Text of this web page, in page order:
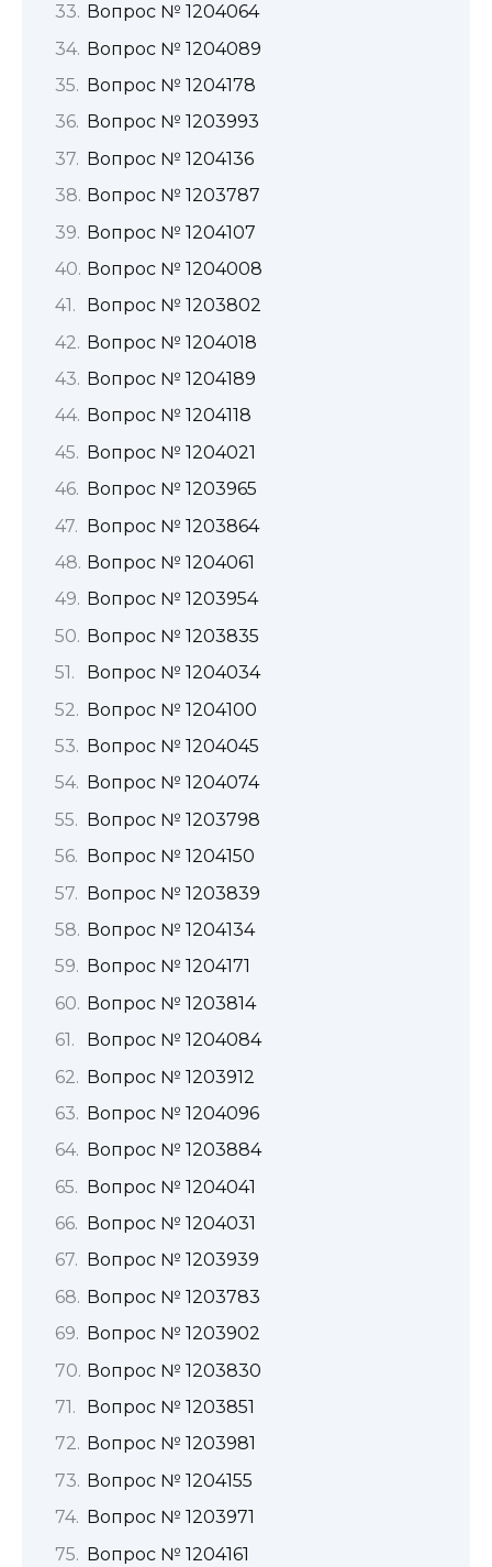
Вопрос № 1204064
Вопрос № 1204089
Вопрос № 1204178
Вопрос № 1203993
Вопрос № 1204136
Вопрос № 1203787
Вопрос № 1204107
Вопрос № 1204008
Вопрос № 1203802
Вопрос № 1204018
Вопрос № 1204189
Вопрос № 1204118
Вопрос № 1204021
Вопрос № 1203965
Вопрос № 1203864
Вопрос № 1204061
Вопрос № 1203954
Вопрос № 1203835
Вопрос № 1204034
Вопрос № 1204100
Вопрос № 1204045
Вопрос № 1204074
Вопрос № 1203798
Вопрос № 1204150
Вопрос № 1203839
Вопрос № 1204134
Вопрос № 1204171
Вопрос № 1203814
Вопрос № 1204084
Вопрос № 1203912
Вопрос № 1204096
Вопрос № 1203884
Вопрос № 1204041
Вопрос № 1204031
Вопрос № 1203939
Вопрос № 1203783
Вопрос № 1203902
Вопрос № 1203830
Вопрос № 1203851
Вопрос № 1203981
Вопрос № 1204155
Вопрос № 1203971
Вопрос № 1204161